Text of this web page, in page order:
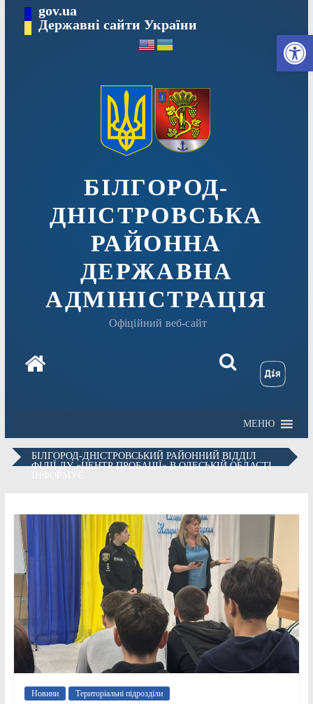
вмісту
gov.ua
Державні сайти України
БІЛГОРОД-
ДНІСТРОВСЬКА
РАЙОННА
ДЕРЖАВНА
АДМІНІСТРАЦІЯ
Офіційний веб-сайт
МЕНЮ
БІЛГОРОД-ДНІСТРОВСЬКИЙ РАЙОННИЙ ВІДДІЛ
ФІЛІЇ ДУ «ЦЕНТР ПРОБАЦІЇ» В ОДЕСЬКІЙ ОБЛАСТІ
Новини Територіальні підрозділи